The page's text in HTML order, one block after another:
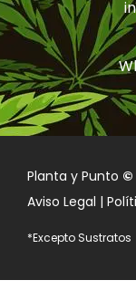
Planta y Punto ©
Aviso Legal |
*Excepto Sustratos